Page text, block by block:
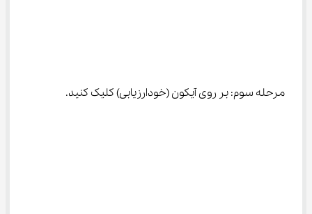
مرحله سوم: بر روی آیکون (خودارزیابی) کلیک کنید.